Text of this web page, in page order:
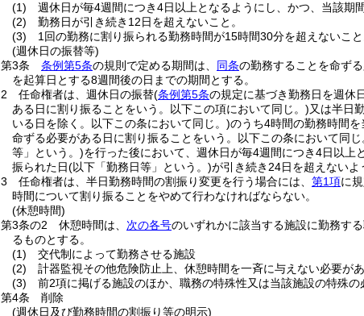
(1)
週休日が毎4週間につき4日以上となるようにし、かつ、当該期
(2)
勤務日が引き続き12日を超えないこと。
(3)
1回の勤務に割り振られる勤務時間が15時間30分を超えないこと
(週休日の振替等)
第3条
条例第5条の規則で定める期間は、 同条の勤務することを命ず
を起算日とする8週間後の日までの期間とする。
2
任命権者は、週休日の振替(条例第5条の規定に基づき勤務日を週休
ある日に割り振ることをいう。以下この項において同じ。)又は半日
いる日を除く。以下この条において同じ。)のうち4時間の勤務時間
命ずる必要がある日に割り振ることをいう。以下この条において同じ
等」という。)を行った後において、週休日が毎4週間につき4日以上
振られた日(以下「勤務日等」という。)が引き続き24日を超えないよ
3
任命権者は、半日勤務時間の割振り変更を行う場合には、 第1項に
時間について割り振ることをやめて行わなければならない。
(休憩時間)
第3条の2
休憩時間は、 次の各号のいずれかに該当する施設に勤務する
るものとする。
(1)
交代制によって勤務させる施設
(2)
計器監視その他危険防止上、休憩時間を一斉に与えない必要が
(3)
前2項に掲げる施設のほか、職務の特殊性又は当該施設の特殊
第4条
削除
(週休日及び勤務時間の割振り等の明示)